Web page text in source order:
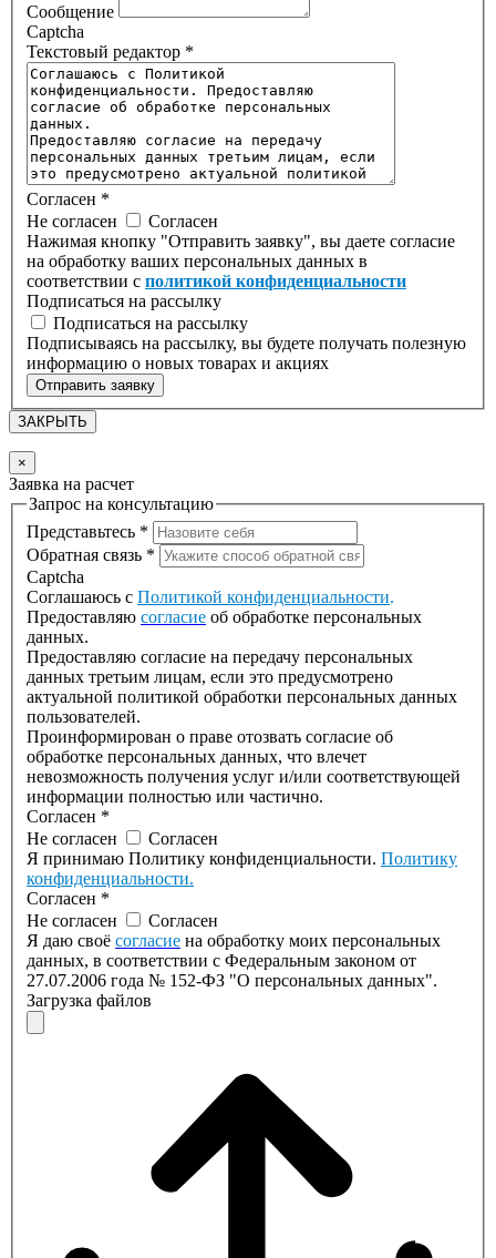
Сообщение
Captcha
Текстовый редактор *
Согласен *
Не согласен
Согласен
Нажимая кнопку "Отправить заявку", вы даете согласие
на обработку ваших персональных данных в
соответствии с политикой конфиденциальности
Подписаться на рассылку
Подписаться на рассылку
Подписываясь на рассылку, вы будете получать полезную
информацию о новых товарах и акциях
Отправить заявку
ЗАКРЫТЬ
×
Заявка на расчет
Запрос на консультацию
Представьтесь *
Обратная связь *
Captcha
Соглашаюсь с Политикой конфиденциальности.
Предоставляю согласие об обработке персональных
данных.
Предоставляю согласие на передачу персональных
данных третьим лицам, если это предусмотрено
актуальной политикой обработки персональных данных
пользователей.
Проинформирован о праве отозвать согласие об
обработке персональных данных, что влечет
невозможность получения услуг и/или соответствующей
информации полностью или частично.
Согласен *
Не согласен
Согласен
Я принимаю Политику конфиденциальности. Политику
конфиденциальности.
Согласен *
Не согласен
Согласен
Я даю своё согласие на обработку моих персональных
данных, в соответствии с Федеральным законом от
27.07.2006 года № 152-ФЗ "О персональных данных".
Загрузка файлов